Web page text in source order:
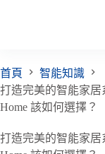
內
容
首頁
智能知識
打造完美的智能家居
Home 該如何選擇？
打造完美的智能家居